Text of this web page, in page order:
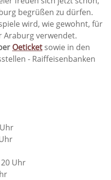
begrüßen zu dürfen.
wird, wie gewohnt, für
Araburg verwendet.
Oeticket sowie in den
- Raiffeisenbanken
Uhr